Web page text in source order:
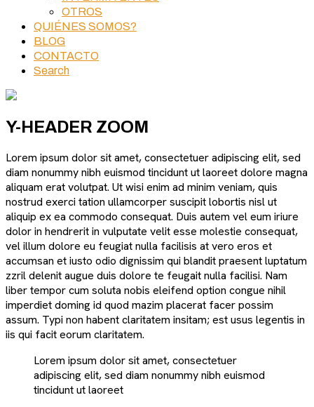
OTROS
QUIÉNES SOMOS?
BLOG
CONTACTO
Search
Y-HEADER ZOOM
Lorem ipsum dolor sit amet, consectetuer adipiscing elit, sed
diam nonummy nibh euismod tincidunt ut laoreet dolore magna
aliquam erat volutpat. Ut wisi enim ad minim veniam, quis
nostrud exerci tation ullamcorper suscipit lobortis nisl ut
aliquip ex ea commodo consequat. Duis autem vel eum iriure
dolor in hendrerit in vulputate velit esse molestie consequat,
vel illum dolore eu feugiat nulla facilisis at vero eros et
accumsan et iusto odio dignissim qui blandit praesent luptatum
zzril delenit augue duis dolore te feugait nulla facilisi. Nam
liber tempor cum soluta nobis eleifend option congue nihil
imperdiet doming id quod mazim placerat facer possim
assum. Typi non habent claritatem insitam; est usus legentis in
iis qui facit eorum claritatem.
Lorem ipsum dolor sit amet, consectetuer
adipiscing elit, sed diam nonummy nibh euismod
tincidunt ut laoreet